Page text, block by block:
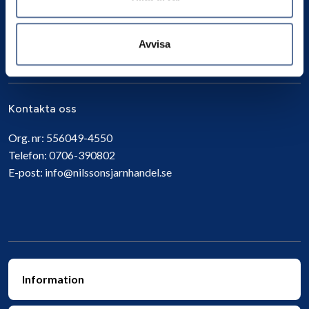
Avvisa
Kontakta oss
Org. nr: 556049-4550
Telefon: 0706-390802
E-post: info@nilssonsjarnhandel.se
Information